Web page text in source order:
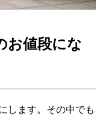
お値段にな
します。その中でも